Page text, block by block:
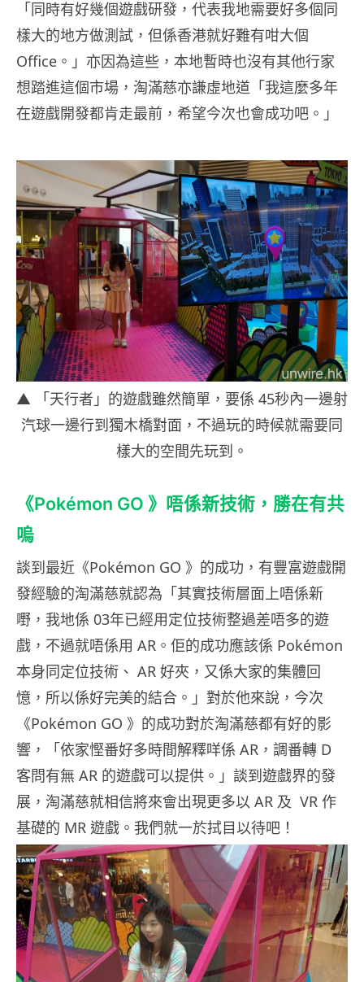
「同時有好幾個遊戲研發，代表我地需要好多個同
樣大的地方做測試，但係香港就好難有咁大個
Office。」亦因為這些，本地暫時也沒有其他行家
想踏進這個市場，淘滿慈亦謙虛地道「我這麼多年
在遊戲開發都肯走最前，希望今次也會成功吧。」
▲ 「天行者」的遊戲雖然簡單，要係 45秒內一邊射
汽球一邊行到獨木橋對面，不過玩的時候就需要同
樣大的空間先玩到。
《Pokémon GO 》唔係新技術，勝在有共
嗚
談到最近《Pokémon GO 》的成功，有豐富遊戲開
發經驗的淘滿慈就認為「其實技術層面上唔係新
嘢，我地係 03年已經用定位技術整過差唔多的遊
戲，不過就唔係用 AR。佢的成功應該係 Pokémon
本身同定位技術、 AR 好夾，又係大家的集體回
憶，所以係好完美的結合。」對於他來說，今次
《Pokémon GO 》的成功對於淘滿慈都有好的影
響，「依家慳番好多時間解釋咩係 AR，調番轉 D
客問有無 AR 的遊戲可以提供。」談到遊戲界的發
展，淘滿慈就相信將來會出現更多以 AR 及 VR 作
基礎的 MR 遊戲。我們就一於拭目以待吧！